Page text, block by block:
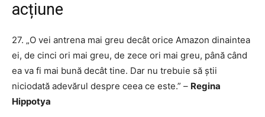
acțiune
27. „O vei antrena mai greu decât orice Amazon dinaintea
ei, de cinci ori mai greu, de zece ori mai greu, până când
ea va fi mai bună decât tine. Dar nu trebuie să știi
niciodată adevărul despre ceea ce este.” – Regina
Hippotya